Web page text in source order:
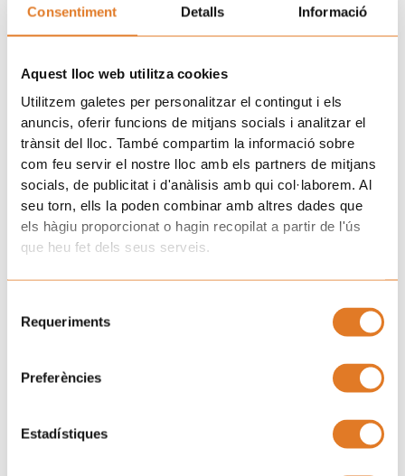
Consentiment Detalls Informació
Aquest lloc web utilitza cookies
Utilitzem galetes per personalitzar el contingut i els
anuncis, oferir funcions de mitjans socials i analitzar el
trànsit del lloc. També compartim la informació sobre
com feu servir el nostre lloc amb els partners de mitjans
socials, de publicitat i d'anàlisis amb qui col·laborem. Al
seu torn, ells la poden combinar amb altres dades que
els hàgiu proporcionat o hagin recopilat a partir de l'ús
que heu fet dels seus serveis.
Requeriments
Preferències
Estadístiques
Uneix-te a la família d'Afanoc